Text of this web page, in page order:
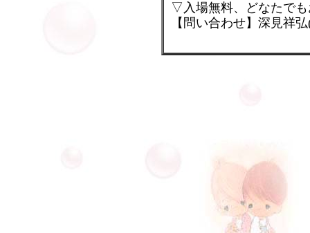
▽入場無料、どなたで
【問い合わせ】深見祥